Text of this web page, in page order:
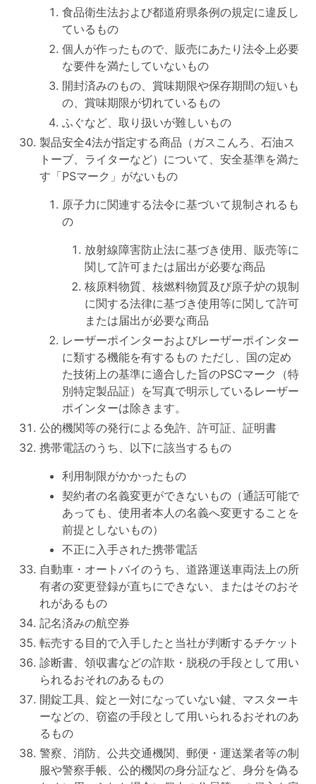
食品衛生法および都道府県条例の規定に違反し
ているもの
個人が作ったもので、販売にあたり法令上必要
な要件を満たしていないもの
開封済みのもの、賞味期限や保存期間の短いも
の、賞味期限が切れているもの
ふぐなど、取り扱いが難しいもの
製品安全4法が指定する商品（ガスこんろ、石油ス
トーブ、ライターなど）について、安全基準を満た
す「PSマーク」がないもの
原子力に関連する法令に基づいて規制されるも
の
放射線障害防止法に基づき使用、販売等に
関して許可または届出が必要な商品
核原料物質、核燃料物質及び原子炉の規制
に関する法律に基づき使用等に関して許可
または届出が必要な商品
レーザーポインターおよびレーザーポインター
に類する機能を有するもの ただし、国の定め
た技術上の基準に適合した旨のPSCマーク（特
別特定製品証）を写真で明示しているレーザー
ポインターは除きます。
公的機関等の発行による免許、許可証、証明書
携帯電話のうち、以下に該当するもの
利用制限がかかったもの
契約者の名義変更ができないもの（通話可能で
あっても、使用者本人の名義へ変更することを
前提としないもの）
不正に入手された携帯電話
自動車・オートバイのうち、道路運送車両法上の所
有者の変更登録が直ちにできない、またはそのおそ
れがあるもの
記名済みの航空券
転売する目的で入手したと当社が判断するチケット
診断書、領収書などの詐欺・脱税の手段として用い
られるおそれのあるもの
開錠工具、錠と一対になっていない鍵、マスターキ
ーなどの、窃盗の手段として用いられるおそれのあ
るもの
警察、消防、公共交通機関、郵便・運送業者等の制
服や警察手帳、公的機関の身分証など、身分を偽る